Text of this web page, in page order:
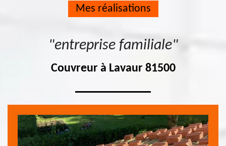
Mes réalisations
"entreprise familiale"
Couvreur à Lavaur 81500